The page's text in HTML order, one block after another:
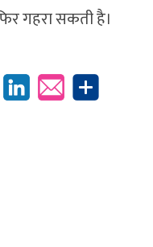
गहरा सकती है।